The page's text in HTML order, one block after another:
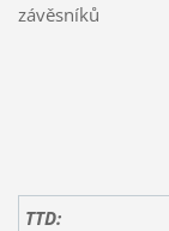
závěsníků
TTD: